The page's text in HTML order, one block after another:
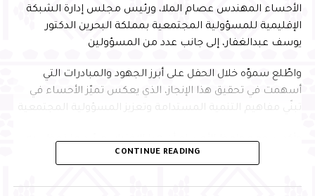
الأحساء المهندس عصام الملا، ورئيس مجلس إدارة الشبكة
الإقليمية للمسؤولية المجتمعية بمملكة البحرين الدكتور
يوسف عبدالغفار، إلى جانب عدد من المسؤولين
واطّلع سموّه خلال الحفل على أبرز الجهود والمبادرات التي
أسهمت في تحقيق هذا الإنجاز، الذي يعكس تميّز الأحساء في
وأكد سمو محافظ الأحساء أن هذا الاختيار يجسّد ما تحظى به
المحافظة من تقدير إقليمي نظير جهودها في تطبيق معايير
تنمويًا مستدامًا، مشيرًا إلى أن ذلك يعكس الدور الريادي
CONTINUE READING